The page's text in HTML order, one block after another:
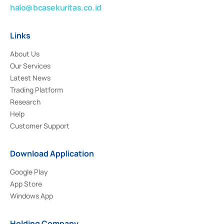
halo@bcasekuritas.co.id
Links
About Us
Our Services
Latest News
Trading Platform
Research
Help
Customer Support
Download Application
Google Play
App Store
Windows App